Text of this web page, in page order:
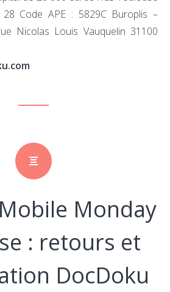
Code APE : 5829C Buroplis –
Nicolas Louis Vauquelin 31100
Monday
: retours et
DocDoku